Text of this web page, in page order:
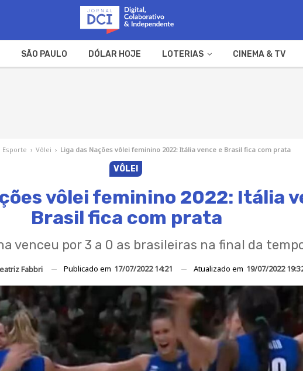
SÃO PAULO DÓLAR HOJE LOTERIAS CINEMA & TV
Esporte › Vôlei › Liga das Nações vôlei feminino 2022: Itália vence e Brasil fica com prata
VÔLEI
vôlei feminino 2022: Itália
Brasil fica com prata
venceu por 3 a 0 as brasileiras na final da
Fabbri Publicado em 17/07/2022 14:21 Atualizado em 19/07/2022